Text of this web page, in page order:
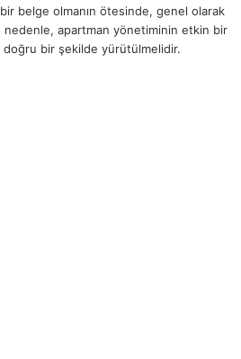
belge olmanın ötesinde, genel olarak
nedenle, apartman yönetiminin etkin bir
doğru bir şekilde yürütülmelidir.